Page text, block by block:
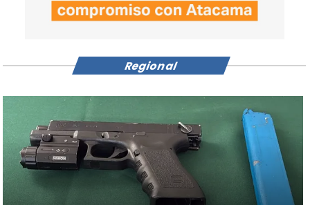
Regional